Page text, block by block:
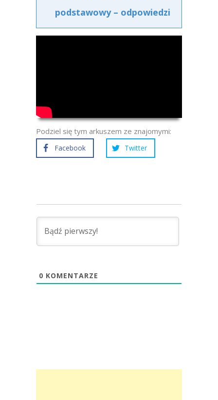
podstawowy – odpowiedzi
Podziel się tym arkuszem ze znajomymi:
Facebook Twitter
0 KOMENTARZE